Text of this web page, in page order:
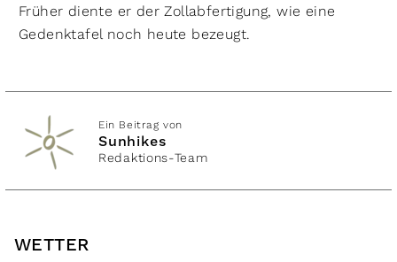
Früher diente er der Zollabfertigung, wie eine
Gedenktafel noch heute bezeugt.
Ein Beitrag von
Sunhikes
Redaktions-Team
WETTER